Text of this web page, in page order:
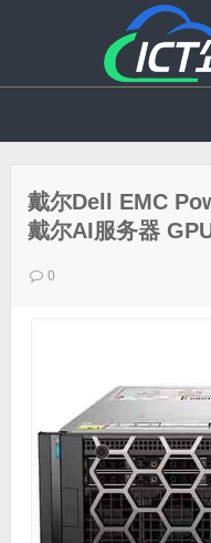
戴尔Dell EMC
戴尔AI服务器
0